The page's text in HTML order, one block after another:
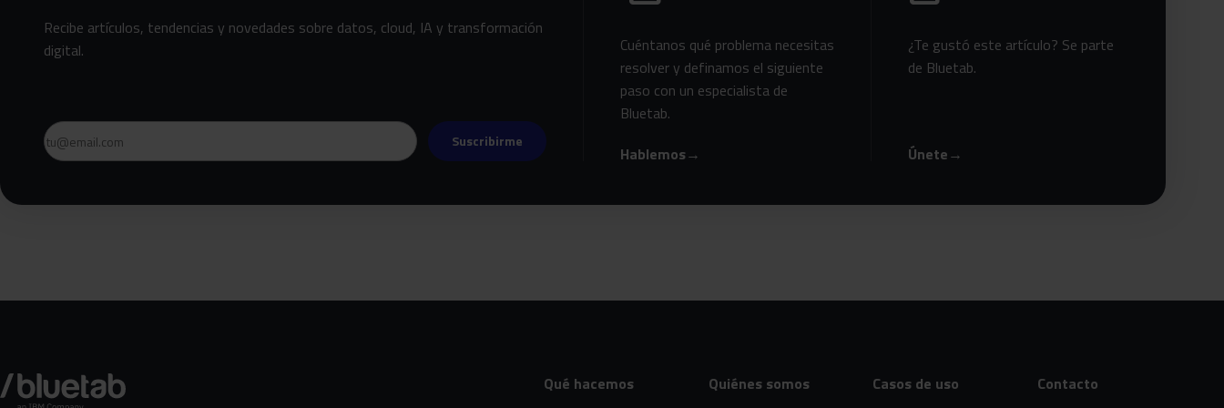
Recibe artículos, tendencias y novedades sobre datos, cloud, IA y transformación
digital.
Email Suscribirme
Cuéntanos qué problema necesitas
resolver y definamos el siguiente
paso con un especialista de
Bluetab.
Hablemos→
¿Te gustó este artículo? Se parte
de Bluetab.
Únete→
Qué hacemos Quiénes somos Casos de uso Contacto